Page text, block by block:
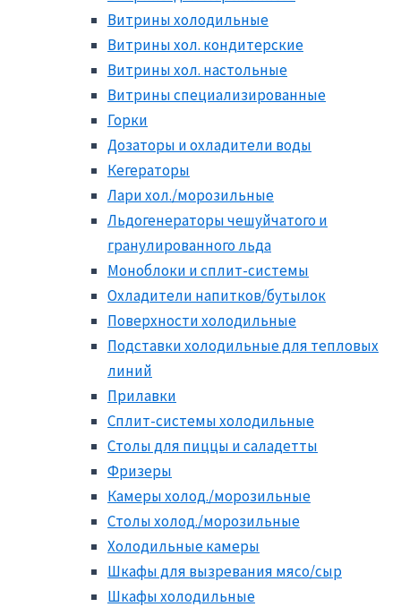
Витрины холодильные
Витрины хол. кондитерские
Витрины хол. настольные
Витрины специализированные
Горки
Дозаторы и охладители воды
Кегераторы
Лари хол./морозильные
Льдогенераторы чешуйчатого и
гранулированного льда
Моноблоки и сплит-системы
Охладители напитков/бутылок
Поверхности холодильные
Подставки холодильные для тепловых
линий
Прилавки
Сплит-системы холодильные
Столы для пиццы и саладетты
Фризеры
Камеры холод./морозильные
Столы холод./морозильные
Холодильные камеры
Шкафы для вызревания мясо/сыр
Шкафы холодильные